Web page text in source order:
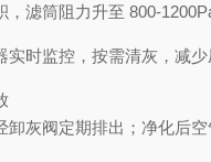
，滤筒阻力升至 800-
实时监控，按需清灰，减
卸灰阀定期排出；净化后